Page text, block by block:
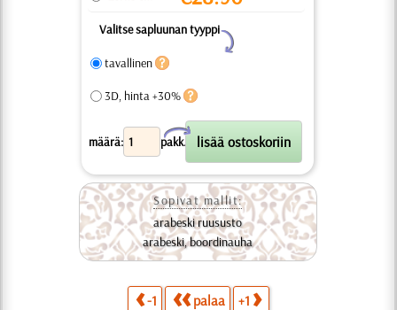
Valitse sapluunan tyyppi
Y
tavallinen
3D, hinta +30%
määrä: pakk.
X
Sopivat mallit:
arabeski ruususto
arabeski, boordinauha
-1 palaa +1